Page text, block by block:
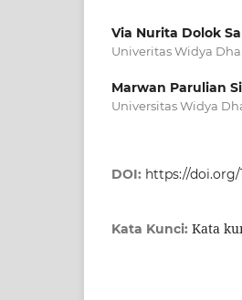
Via Nurita Dolok
Univeritas Widya
Marwan Parulian
Universitas Widya
DOI: https://doi.org/
Kata Kunci: Kata